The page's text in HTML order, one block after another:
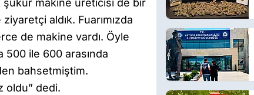
şükür makine üreticisi de bir
aldık. Fuarımızda
de makine vardı. Öyle
ile 600 arasında
bahsetmiştim.
oldu” dedi.